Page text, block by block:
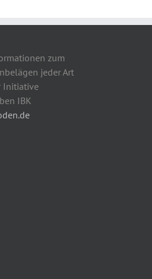
zum
jeder Art
Initiative
IBK